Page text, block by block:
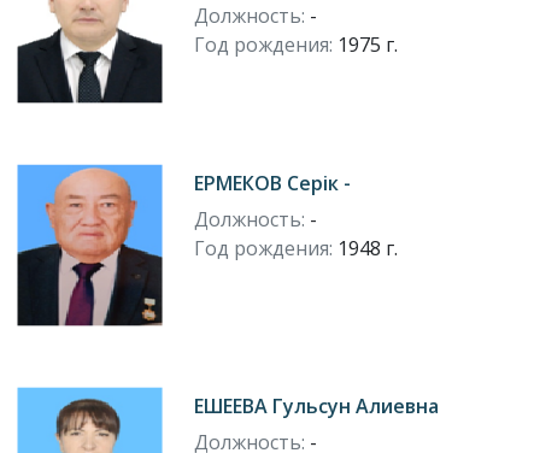
Должность: -
Год рождения: 1975 г.
ЕРМЕКОВ Серік -
Должность: -
Год рождения: 1948 г.
ЕШЕЕВА Гульсун Алиевна
Должность: -